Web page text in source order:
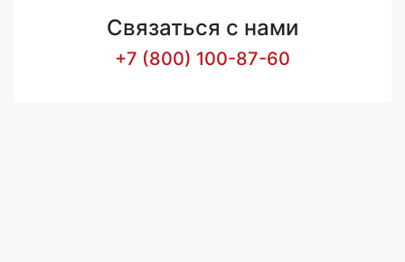
Связаться с нами
+7 (800) 100-87-60